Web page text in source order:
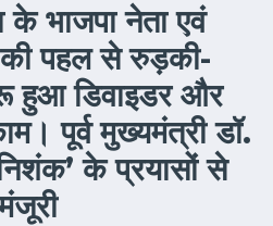
के भाजपा नेता एवं
की पहल से रुड़की-
हुआ डिवाइडर और
पूर्व मुख्यमंत्री डॉ.
के प्रयासों से